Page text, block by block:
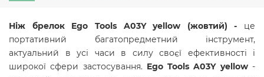
Ніж брелок Ego Tools A03Y yellow (жовтий) - це
портативний багатопредметний інструмент,
актуальний в усі часи в силу своєї ефективності і
широкої сфери застосування. Ego Tools A03Y yellow-